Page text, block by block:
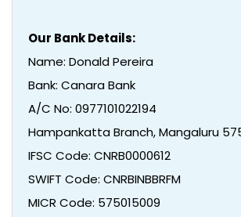
Our Bank Details:
Name: Donald Pereira
Bank: Canara Bank
A/C No: 0977101022194
Hampankatta Branch, Mangaluru
IFSC Code: CNRB0000612
SWIFT Code: CNRBINBBRFM
MICR Code: 575015009